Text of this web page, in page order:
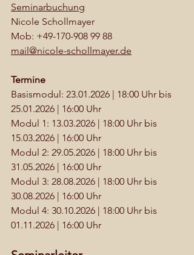
Seminarbuchung
Nicole Schollmayer
Mob: +49-170-908 99 88
mail@nicole-schollmayer.de
Termine
Basismodul: 23.01.2026 | 18:00 Uhr bis
25.01.2026 | 16:00 Uhr
Modul 1: 13.03.2026 | 18:00 Uhr bis
15.03.2026 | 16:00 Uhr
Modul 2: 29.05.2026 | 18:00 Uhr bis
31.05.2026 | 16:00 Uhr
Modul 3: 28.08.2026 | 18:00 Uhr bis
30.08.2026 | 16:00 Uhr
Modul 4: 30.10.2026 | 18:00 Uhr bis
01.11.2026 | 16:00 Uhr